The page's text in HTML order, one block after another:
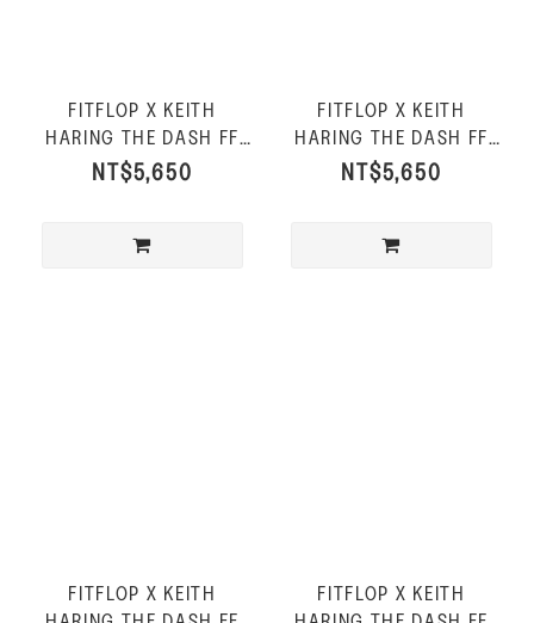
FITFLOP X KEITH
HARING THE DASH FF
運動風休閒鞋-黑色
NT$5,650
FITFLOP X KEITH
HARING THE DASH FF
運動風休閒鞋-信號紅
NT$5,650
FITFLOP X KEITH
FITFLOP X KEITH